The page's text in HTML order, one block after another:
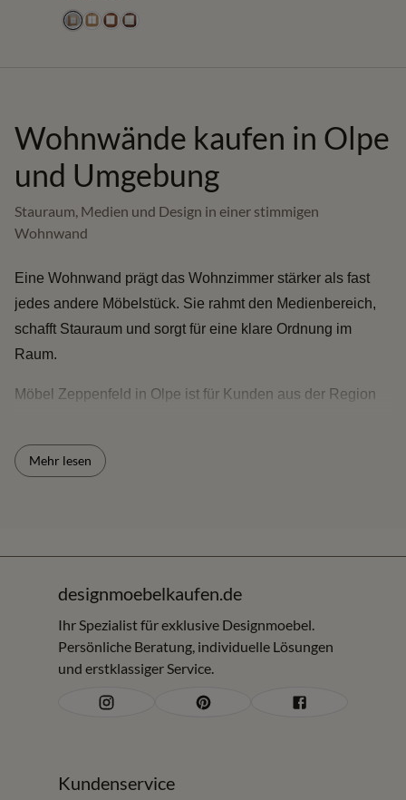
Wohnwände kaufen in Olpe
und Umgebung
Stauraum, Medien und Design in einer stimmigen
Wohnwand
Eine Wohnwand prägt das Wohnzimmer stärker als fast
jedes andere Möbelstück. Sie rahmt den Medienbereich,
schafft Stauraum und sorgt für eine klare Ordnung im
Raum.
Möbel Zeppenfeld in Olpe ist für Kunden aus der Region
darunter Sauerland, Siegerland, Oberbergisches,
Bergisches Land sowie die Räume Köln/Bonn, Dortmund,
Kurzantwort für Ihre Suche
Wer Wohnwände in Olpe oder im Umkreis von rund 150
km sucht, findet bei Möbel Zeppenfeld TV-Wände,
Wohnschränke, Mediamöbel und individuelle
Wohnraumplanung.
Mehr lesen
designmoebelkaufen.de
Ihr Spezialist für exklusive Designmoebel.
Persönliche Beratung, individuelle Lösungen
und erstklassiger Service.
Kundenservice